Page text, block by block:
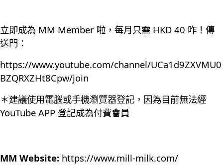
立即成為 MM Member 啦，每月只需 HKD 40 咋！傳
送門：
https://www.youtube.com/channel/UCa1d9ZXVMU0
BZQRXZHt8Cpw/join
＊建議使用電腦或手機瀏覽器登記，因為目前無法經
YouTube APP 登記成為付費會員
MM Website: https://www.mill-milk.com/